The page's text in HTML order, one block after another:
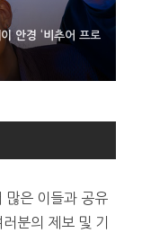
안경 ‘비추어 프로
패키징 대기 중
는 오픈AI
많은 이들과 공유
분의 제보 및 기